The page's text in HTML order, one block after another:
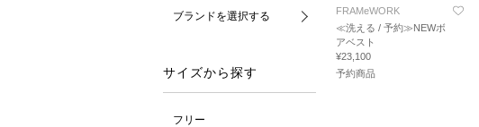
ブランドを選択する
サイズから探す
フリー
FRAMeWORK
≪洗える / 予約≫NEWボ
アベスト
¥23,100
予約商品